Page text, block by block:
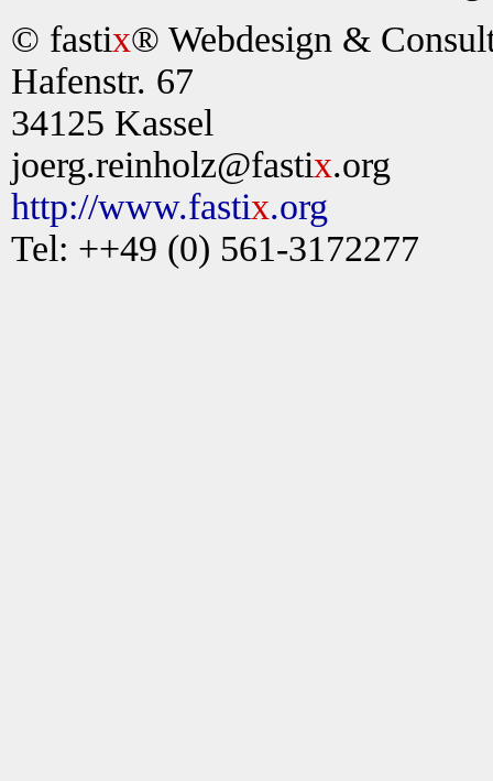
© fastix® Webdesign &
Hafenstr. 67
34125 Kassel
joerg.reinholz@fastix.org
http://www.fastix.org
Tel: ++49 (0) 561-3172277